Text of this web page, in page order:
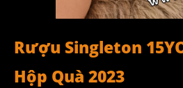
Rượu Singleton
Hộp Quà 2023